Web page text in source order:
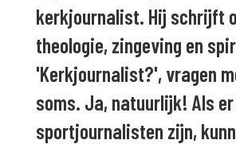
kerkjournalist. Hij schrijft
theologie, zingeving en
'Kerkjournalist?', vragen
soms. Ja, natuurlijk! Als er
sportjournalisten zijn,